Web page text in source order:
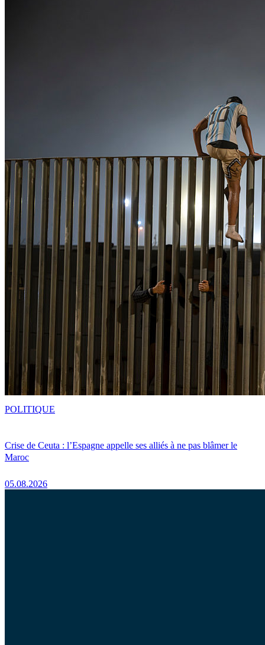
Crise de Ceuta : l’Espagne appelle ses alliés à ne pas blâmer le
Maroc
05.08.2026
POLITIQUE